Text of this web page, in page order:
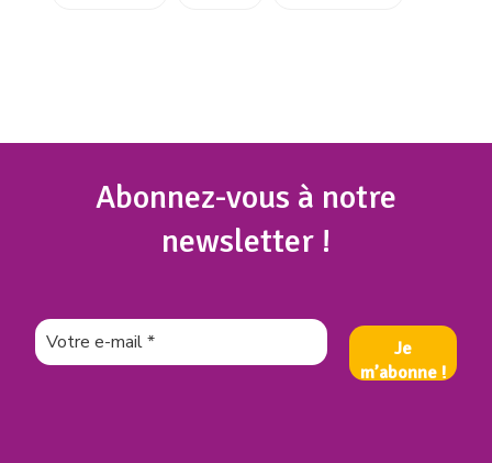
Abonnez-vous à notre
newsletter !